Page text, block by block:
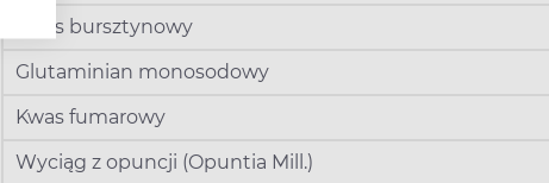
Kwas bursztynowy
Glutaminian monosodowy
Kwas fumarowy
Wyciąg z opuncji (Opuntia Mill.)